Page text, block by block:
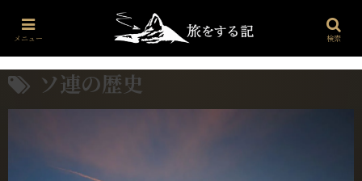
プロフィール 世界・文化・雑学 海外旅行 お問い合わせ
ソ連の歴史
メニュー 検索